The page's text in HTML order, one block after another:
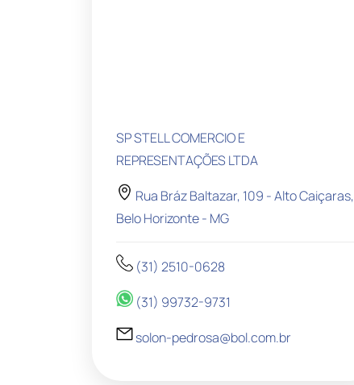
SP STELL COMERCIO E
REPRESENTAÇÕES LTDA
Rua Bráz Baltazar, 109 - Alto Caiçaras,
Belo Horizonte - MG
(31) 2510-0628
(31) 99732-9731
solon-pedrosa@bol.com.br